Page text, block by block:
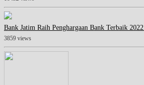
Bank Jatim Raih Penghargaan Bank Terbaik 2022
3859 views